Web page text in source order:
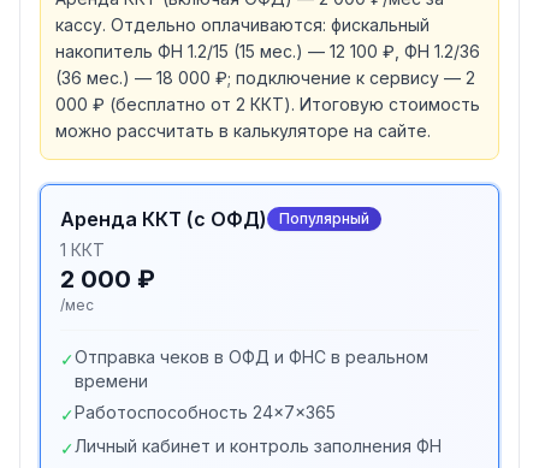
кассу. Отдельно оплачиваются: фискальный
накопитель ФН 1.2/15 (15 мес.) — 12 100 ₽, ФН 1.2/36
(36 мес.) — 18 000 ₽; подключение к сервису — 2
000 ₽ (бесплатно от 2 ККТ). Итоговую стоимость
можно рассчитать в калькуляторе на сайте.
Аренда ККТ (с ОФД) Популярный
1 ККТ
2 000 ₽
/мес
✓Отправка чеков в ОФД и ФНС в реальном
времени
✓Работоспособность 24×7×365
✓Личный кабинет и контроль заполнения ФН